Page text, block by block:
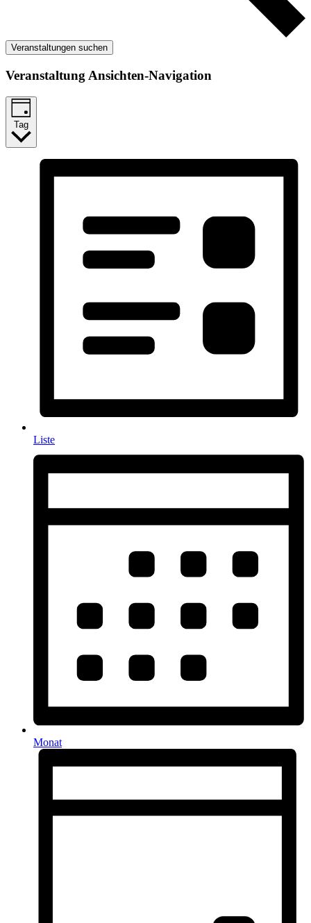
Veranstaltungen suchen
Veranstaltung Ansichten-Navigation
Tag
Liste
Monat